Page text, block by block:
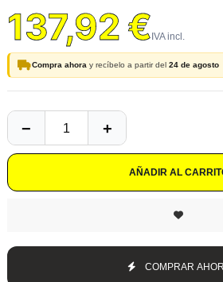
137,92 €
Compra ahora y recíbelo a partir del 24 de agosto
AÑADIR AL
COMPRAR